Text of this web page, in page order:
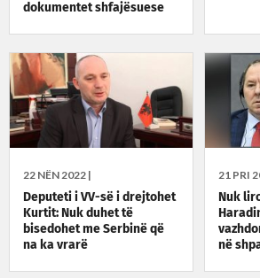
dokumentet shfajësuese
22 NËN 2022 |
Deputeti i VV-së i drejtohet
Kurtit: Nuk duhet të
bisedohet me Serbinë që
na ka vrarë
21 PRI
Nuk
në